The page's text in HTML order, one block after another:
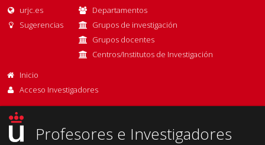
urjc.es
Sugerencias
Departamentos
Grupos de investigación
Grupos docentes
Centros/Institutos de Investigación
Inicio
Acceso Investigadores
Profesores e Investigadores